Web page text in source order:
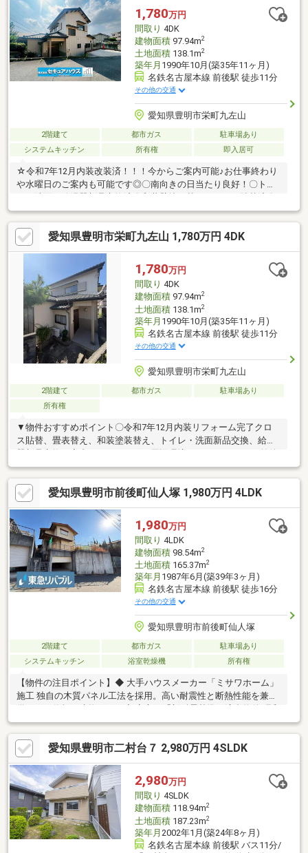
分）大蔵池公園・・・約400ｍ（徒歩約5分）
1,780万円
間取り 4DK
建物面積97.94m2
土地面積138.1m2
築年月 1990年10月(築35年11ヶ月)
名鉄名古屋本線 前後駅 徒歩11分
その他の交通
愛知県豊明市栄町九左山
2階建て 都市ガス
駐車場あり
システムキッチン
所有権 即入居可
☆令和7年12月内装改装済！！！今からご案内可能♪お仕事終わり
や水曜日のご案内も可能です◎〇南向きの日当たり良好！〇トイ
室内クリーニング済追加リフォームもお任せください！！！〇成
約プレゼント実施中☆詳しくはプレゼント情報参照下さい♪-周辺
環境-名鉄本線「前後」駅徒歩11分の好立地♪・栄小学校 徒歩8
分・栄中学校 徒歩8分・コンビニ、スーパー、ドラッグストア徒
歩10分圏内の周辺施設充実！☆お問合せは「0562-57-1745」まで
☆365日営業中！ピンクの「見学予約する（無料）」をクリッ
ク！
愛知県豊明市栄町九左山 1,780万円 4DK
1,780万円
間取り 4DK
建物面積97.94m2
土地面積138.1m2
築年月 1990年10月(築35年11ヶ月)
名鉄名古屋本線 前後駅 徒歩11分
その他の交通
愛知県豊明市栄町九左山
2階建て 都市ガス
駐車場あり
所有権
▼物件おすすめポイント〇令和7年12月内装リフォーム完了クロ
ス貼替、畳表替え、和装塗装替え、トイレ・洗面新品交換、給湯
店 徒歩7分（約550ｍ）・ミニストップ 豊明新栄町6丁目店 徒
歩8分（約590ｍ）・パルネス前後 徒歩10分（約730ｍ）▼学
校・豊明市立栄小学校 徒歩8分（約610ｍ）・豊明市立栄中学
校 徒歩7分（約520ｍ）
愛知県豊明市前後町仙人塚 1,980万円 4LDK
1,980万円
間取り 4LDK
建物面積98.54m2
土地面積165.37m2
築年月 1987年6月(築39年3ヶ月)
名鉄名古屋本線 前後駅 徒歩16分
その他の交通
愛知県豊明市前後町仙人塚
2階建て 都市ガス
駐車場あり
システムキッチン
浴室乾燥機 所有権
【物件の注目ポイント】◆ 大手ハウスメーカー「ミサワホーム」
施工 独自の木質パネル工法を採用。高い耐震性と断熱性能を兼ね
57年以降の基準で建てられており、構造面での安心感が違いま
す。◆ 贅沢な資材が使われた「バブル期」の建築 現代のコストカ
ットされた住宅とは一線を画す、しっかりとした造りと上質な内
装材が魅力。◆ 充実の収納と生活動線 ミサワホームが得意とす
る、無駄のない収納計画と、暮らしを豊かにする間取り設計。◆
大宮小学校が近くにございます。
愛知県豊明市二村台７ 2,980万円 4SLDK
2,980万円
間取り 4SLDK
建物面積118.94m2
土地面積187.23m2
築年月 2002年1月(築24年8ヶ月)
名鉄名古屋本線 前後駅 バス11分/